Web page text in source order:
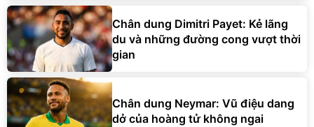
Chân dung Dimitri Payet: Kẻ lãng
du và những đường cong vượt thời
gian
Chân dung Neymar: Vũ điệu dang
dở của hoàng tử không ngai